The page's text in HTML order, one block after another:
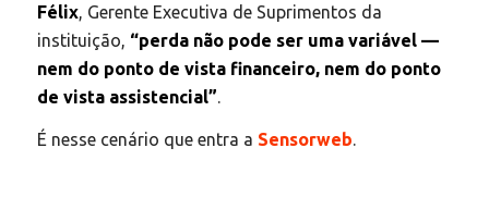
Félix, Gerente Executiva de Suprimentos da
instituição, “perda não pode ser uma variável —
nem do ponto de vista financeiro, nem do ponto
de vista assistencial”.
É nesse cenário que entra a Sensorweb.